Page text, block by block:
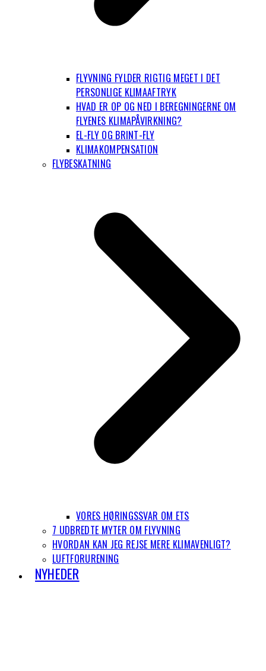
FLYVNING FYLDER RIGTIG MEGET I DET
PERSONLIGE KLIMAAFTRYK
HVAD ER OP OG NED I BEREGNINGERNE OM
FLYENES KLIMAPÅVIRKNING?
EL-FLY OG BRINT-FLY
KLIMAKOMPENSATION
FLYBESKATNING
VORES HØRINGSSVAR OM ETS
7 UDBREDTE MYTER OM FLYVNING
HVORDAN KAN JEG REJSE MERE KLIMAVENLIGT?
LUFTFORURENING
NYHEDER